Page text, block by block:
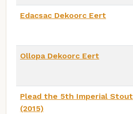
Edacsac Dekoorc Eert
Ollopa Dekoorc Eert
Plead the 5th Imperial Stout
(2015)